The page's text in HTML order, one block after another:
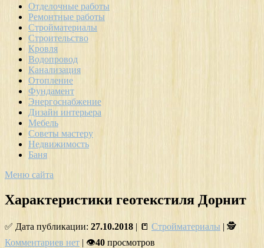
Отделочные работы
Ремонтные работы
Стройматериалы
Строительство
Кровля
Водопровод
Канализация
Отопление
Фундамент
Энергоснабжение
Дизайн интерьера
Мебель
Советы мастеру
Недвижимость
Баня
Меню сайта
Характеристики геотекстиля Дорнит
✅ Дата публикации: 27.10.2018 | 📒 Стройматериалы | 🕵
Комментариев нет | 👁40 просмотров